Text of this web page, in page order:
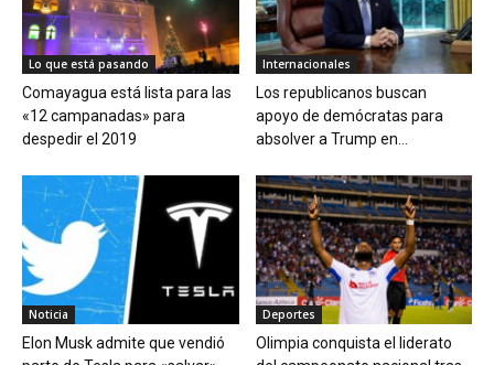
Lo que está pasando
Comayagua está lista para las
«12 campanadas» para
despedir el 2019
Internacionales
Los republicanos buscan
apoyo de demócratas para
absolver a Trump en...
Noticia
Elon Musk admite que vendió
Deportes
Olimpia conquista el liderato